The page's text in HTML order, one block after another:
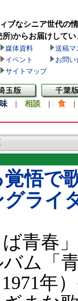
ブなシニア世代の
所)からお届けしてい
媒体資料
送稿マ
イベント
お問い
サイトマップ
| 相談 | 食
悟で
グライ
青春
ム「
年